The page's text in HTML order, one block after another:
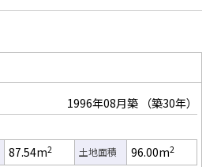
1996年08月築
（築30年）
87.54m2 土地面積 96.00m2